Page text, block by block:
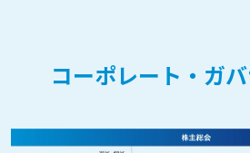
コーポレート・ガ